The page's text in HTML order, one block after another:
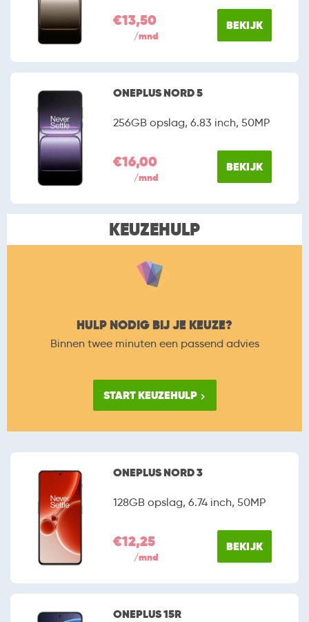
€13,50
/mnd
BEKIJK
ONEPLUS NORD 5
256GB opslag, 6.83 inch, 50MP
€16,00
/mnd
BEKIJK
KEUZEHULP
HULP NODIG BIJ JE KEUZE?
Binnen twee minuten een passend advies
START KEUZEHULP
ONEPLUS NORD 3
128GB opslag, 6.74 inch, 50MP
€12,25
/mnd
BEKIJK
ONEPLUS 15R